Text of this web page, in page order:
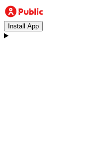
Install App